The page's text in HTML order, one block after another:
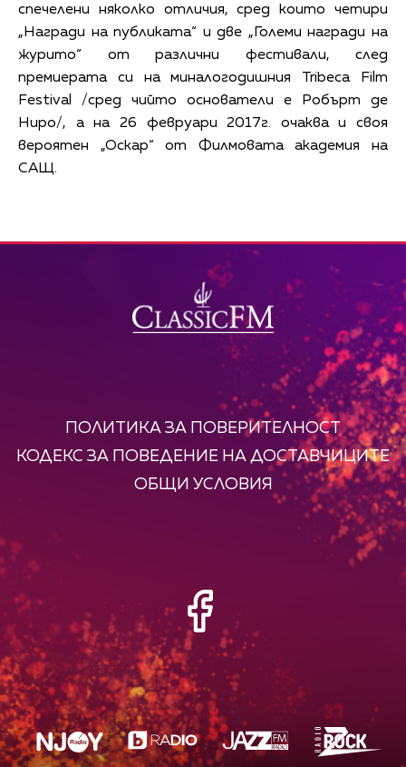
спечелени няколко отличия, сред които четири
„Награди на публиката“ и две „Големи награди на
журито“ от различни фестивали, след
премиерата си на миналогодишния Tribeca Film
Festival /сред чийто основатели е Робърт де
Ниро/, а на 26 февруари 2017г. очаква и своя
вероятен „Оскар“ от Филмовата академия на
САЩ.
ПОЛИТИКА ЗА ПОВЕРИТЕЛНОСТ
КОДЕКС ЗА ПОВЕДЕНИЕ НА ДОСТАВЧИЦИТЕ
ОБЩИ УСЛОВИЯ